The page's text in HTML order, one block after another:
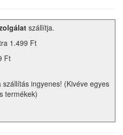
szállítja.
1.499 Ft
Ft
ingyenes! (Kivéve egyes
termékek)